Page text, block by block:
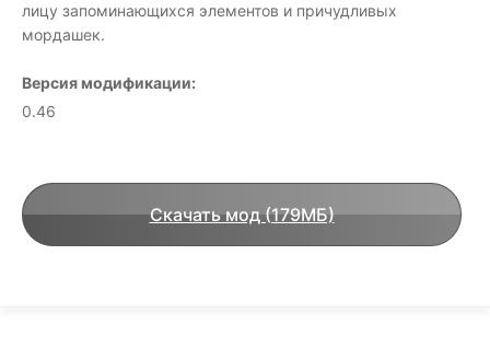
лицу запоминающихся элементов и причудливых
мордашек.
Версия модификации:
0.46
Скачать мод (179МБ)